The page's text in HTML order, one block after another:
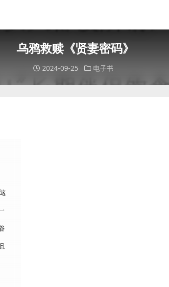
乌鸦救赎《贤妻密码》
2024-09-25 电子书